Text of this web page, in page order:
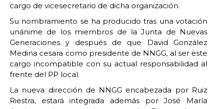
cargo de vicesecretario de dicha organización.
Su nombramiento se ha producido tras una votación
unánime de los miembros de la Junta de Nuevas
Generaciones y después de que David González
Medina cesara como presidente de NNGG, al ser este
cargo incompatible con su actual responsabilidad al
frente del PP local.
La nueva dirección de NNGG encabezada por Ruiz
Riestra, estará integrada además por José María